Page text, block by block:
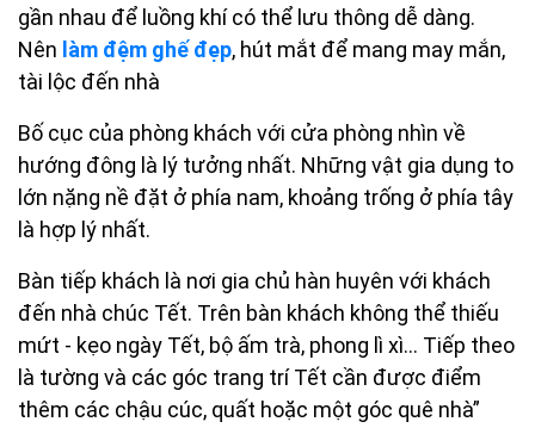
gần nhau để luồng khí có thể lưu thông dễ dàng.
Nên làm đệm ghế đẹp, hút mắt để mang may mắn,
tài lộc đến nhà
Bố cục của phòng khách với cửa phòng nhìn về
hướng đông là lý tưởng nhất. Những vật gia dụng to
lớn nặng nề đặt ở phía nam, khoảng trống ở phía tây
là hợp lý nhất.
Bàn tiếp khách là nơi gia chủ hàn huyên với khách
đến nhà chúc Tết. Trên bàn khách không thể thiếu
mứt - kẹo ngày Tết, bộ ấm trà, phong lì xì… Tiếp theo
là tường và các góc trang trí Tết cần được điểm
thêm các chậu cúc, quất hoặc một góc quê nhà”